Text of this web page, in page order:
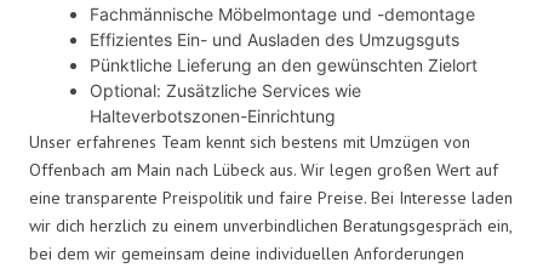
Fachmännische Möbelmontage und -demontage
Effizientes Ein- und Ausladen des Umzugsguts
Pünktliche Lieferung an den gewünschten Zielort
Optional: Zusätzliche Services wie
Halteverbotszonen-Einrichtung
Unser erfahrenes Team kennt sich bestens mit Umzügen von
Offenbach am Main nach Lübeck aus. Wir legen großen Wert auf
eine transparente Preispolitik und faire Preise. Bei Interesse laden
wir dich herzlich zu einem unverbindlichen Beratungsgespräch ein,
bei dem wir gemeinsam deine individuellen Anforderungen